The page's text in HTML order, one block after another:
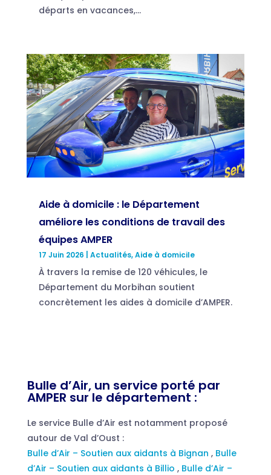
départs en vacances,...
Aide à domicile : le Département
améliore les conditions de travail des
équipes AMPER
17 Juin 2026 Actualités,Aide à domicile
À travers la remise de 120 véhicules, le
Département du Morbihan soutient
concrètement les aides à domicile d’AMPER.
Bulle d’Air, un service porté par
AMPER sur le département :
Le service Bulle d’Air est notamment proposé
autour de Val d’Oust :
Bulle d’Air – Soutien aux aidants à Bignan , Bulle
d’Air – Soutien aux aidants à Billio , Bulle d’Air –